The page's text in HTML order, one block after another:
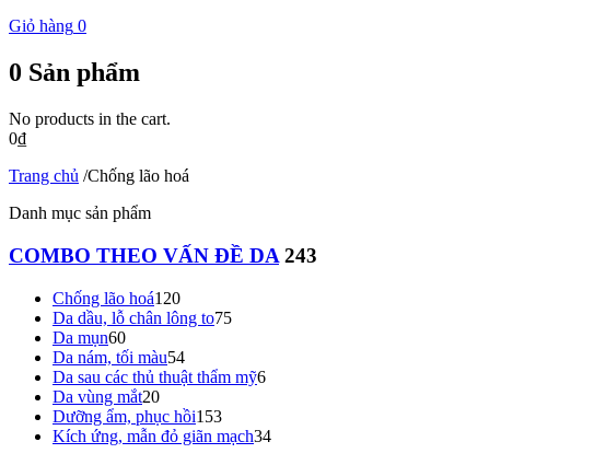
Giỏ hàng 0
0 Sản phẩm
No products in the cart.
0₫
Trang chủ /Chống lão hoá
Danh mục sản phẩm
COMBO THEO VẤN ĐỀ DA 243
Chống lão hoá120
Da dầu, lỗ chân lông to75
Da mụn60
Da nám, tối màu54
Da sau các thủ thuật thẩm mỹ6
Da vùng mắt20
Dưỡng ẩm, phục hồi153
Kích ứng, mẫn đỏ giãn mạch34